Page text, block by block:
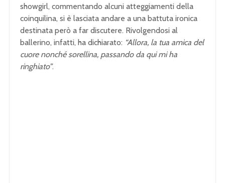
showgirl, commentando alcuni atteggiamenti della
coinquilina, si è lasciata andare a una battuta ironica
destinata però a far discutere. Rivolgendosi al
ballerino, infatti, ha dichiarato: “Allora, la tua amica del
cuore nonché sorellina, passando da qui mi ha
ringhiato”.